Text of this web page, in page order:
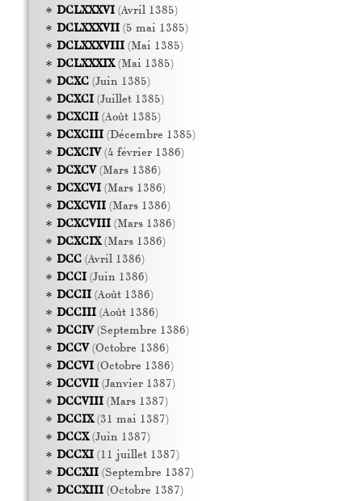
DCLXXXVI(Avril 1385)
DCLXXXVII(5 mai 1385)
DCLXXXVIII(Mai 1385)
DCLXXXIX(Mai 1385)
DCXC(Juin 1385)
DCXCI(Juillet 1385)
DCXCII(Août 1385)
DCXCIII(Décembre 1385)
DCXCIV(4 février 1386)
DCXCV(Mars 1386)
DCXCVI(Mars 1386)
DCXCVII(Mars 1386)
DCXCVIII(Mars 1386)
DCXCIX(Mars 1386)
DCC(Avril 1386)
DCCI(Juin 1386)
DCCII(Août 1386)
DCCIII(Août 1386)
DCCIV(Septembre 1386)
DCCV(Octobre 1386)
DCCVI(Octobre 1386)
DCCVII(Janvier 1387)
DCCVIII(Mars 1387)
DCCIX(31 mai 1387)
DCCX(Juin 1387)
DCCXI(11 juillet 1387)
DCCXII(Septembre 1387)
DCCXIII(Octobre 1387)